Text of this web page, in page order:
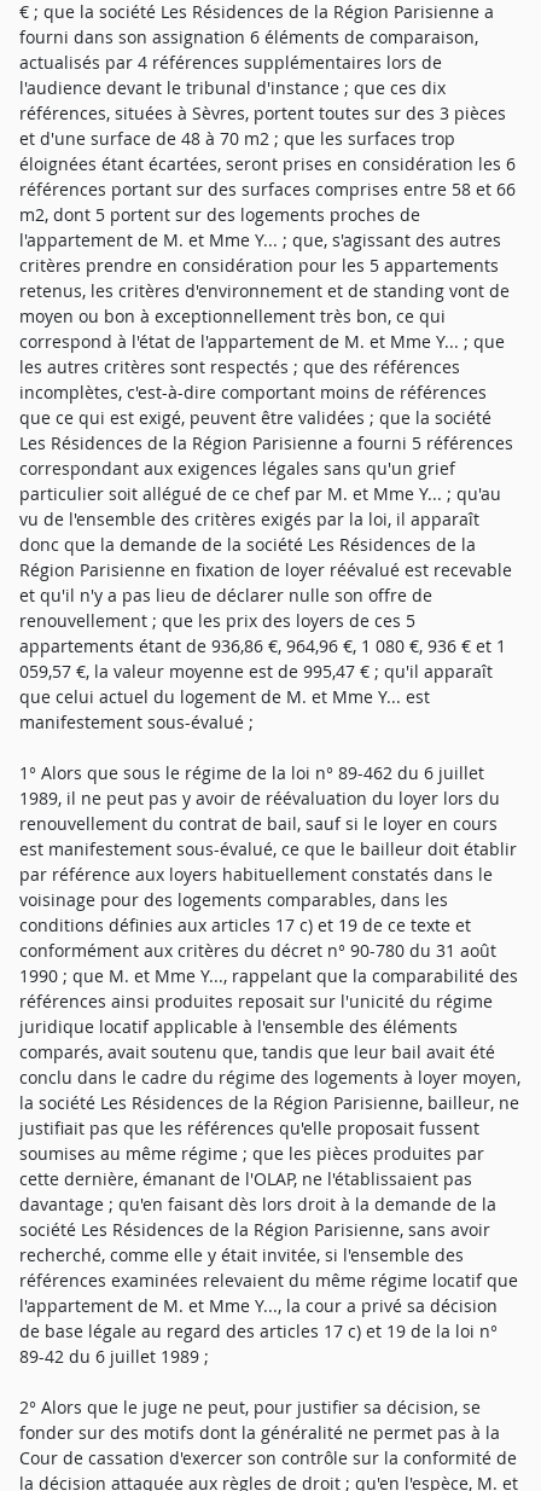
€ ; que la société Les Résidences de la Région Parisienne a
fourni dans son assignation 6 éléments de comparaison,
actualisés par 4 références supplémentaires lors de
l'audience devant le tribunal d'instance ; que ces dix
références, situées à Sèvres, portent toutes sur des 3 pièces
et d'une surface de 48 à 70 m2 ; que les surfaces trop
éloignées étant écartées, seront prises en considération les 6
références portant sur des surfaces comprises entre 58 et 66
m2, dont 5 portent sur des logements proches de
l'appartement de M. et Mme Y... ; que, s'agissant des autres
critères prendre en considération pour les 5 appartements
retenus, les critères d'environnement et de standing vont de
moyen ou bon à exceptionnellement très bon, ce qui
correspond à l'état de l'appartement de M. et Mme Y... ; que
les autres critères sont respectés ; que des références
incomplètes, c'est-à-dire comportant moins de références
que ce qui est exigé, peuvent être validées ; que la société
Les Résidences de la Région Parisienne a fourni 5 références
correspondant aux exigences légales sans qu'un grief
particulier soit allégué de ce chef par M. et Mme Y... ; qu'au
vu de l'ensemble des critères exigés par la loi, il apparaît
donc que la demande de la société Les Résidences de la
Région Parisienne en fixation de loyer réévalué est recevable
et qu'il n'y a pas lieu de déclarer nulle son offre de
renouvellement ; que les prix des loyers de ces 5
appartements étant de 936,86 €, 964,96 €, 1 080 €, 936 € et 1
059,57 €, la valeur moyenne est de 995,47 € ; qu'il apparaît
que celui actuel du logement de M. et Mme Y... est
manifestement sous-évalué ;
1° Alors que sous le régime de la loi n° 89-462 du 6 juillet
1989, il ne peut pas y avoir de réévaluation du loyer lors du
renouvellement du contrat de bail, sauf si le loyer en cours
est manifestement sous-évalué, ce que le bailleur doit établir
par référence aux loyers habituellement constatés dans le
voisinage pour des logements comparables, dans les
conditions définies aux articles 17 c) et 19 de ce texte et
conformément aux critères du décret n° 90-780 du 31 août
1990 ; que M. et Mme Y..., rappelant que la comparabilité des
références ainsi produites reposait sur l'unicité du régime
juridique locatif applicable à l'ensemble des éléments
comparés, avait soutenu que, tandis que leur bail avait été
conclu dans le cadre du régime des logements à loyer moyen,
la société Les Résidences de la Région Parisienne, bailleur, ne
justifiait pas que les références qu'elle proposait fussent
soumises au même régime ; que les pièces produites par
cette dernière, émanant de l'OLAP, ne l'établissaient pas
davantage ; qu'en faisant dès lors droit à la demande de la
société Les Résidences de la Région Parisienne, sans avoir
recherché, comme elle y était invitée, si l'ensemble des
références examinées relevaient du même régime locatif que
l'appartement de M. et Mme Y..., la cour a privé sa décision
de base légale au regard des articles 17 c) et 19 de la loi n°
89-42 du 6 juillet 1989 ;
2° Alors que le juge ne peut, pour justifier sa décision, se
fonder sur des motifs dont la généralité ne permet pas à la
Cour de cassation d'exercer son contrôle sur la conformité de
la décision attaquée aux règles de droit ; qu'en l'espèce, M. et